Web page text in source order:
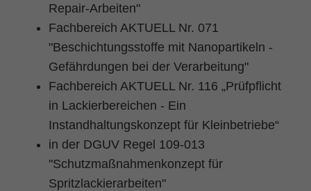
Repair-Arbeiten"
Fachbereich AKTUELL Nr. 071
"Beschichtungsstoffe mit Nanopartikeln -
Gefährdungen bei der Verarbeitung"
Fachbereich AKTUELL Nr. 116 „Prüfpflicht
in Lackierbereichen - Ein
Instandhaltungskonzept für Kleinbetriebe“
in der DGUV Regel 109-013
"Schutzmaßnahmenkonzept für
Spritzlackierarbeiten"